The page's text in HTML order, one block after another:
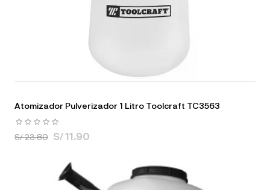
Atomizador Pulverizador 1 Litro Toolcraft TC3563
S/ 23.80 S/ 11.90